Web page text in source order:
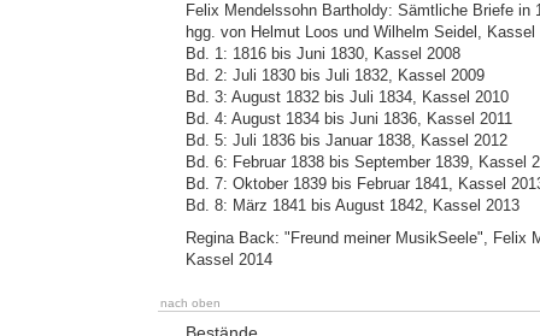
Felix Mendelssohn Bartholdy: Sämtliche Briefe
hgg. von Helmut Loos und Wilhelm Seidel, Kassel
Bd. 1: 1816 bis Juni 1830, Kassel 2008
Bd. 2: Juli 1830 bis Juli 1832, Kassel 2009
Bd. 3: August 1832 bis Juli 1834, Kassel 2010
Bd. 4: August 1834 bis Juni 1836, Kassel 2011
Bd. 5: Juli 1836 bis Januar 1838, Kassel 2012
Bd. 6: Februar 1838 bis September 1839, Kassel
Bd. 7: Oktober 1839 bis Februar 1841, Kassel
Bd. 8: März 1841 bis August 1842, Kassel 2013
Regina Back: "Freund meiner MusikSeele", Felix
Kassel 2014
nach oben